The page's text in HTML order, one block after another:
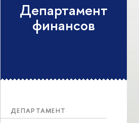
Департамент
финансов
ДЕПАРТАМЕНТ